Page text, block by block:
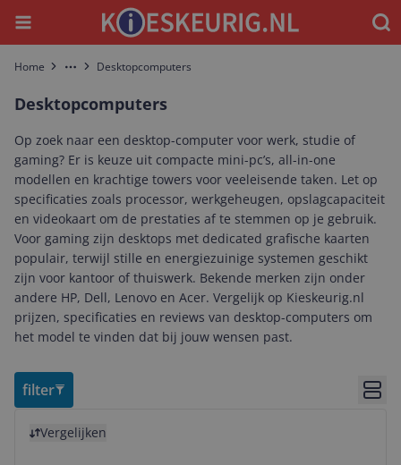
Menu
Home More Desktopcomputers
Desktopcomputers
Op zoek naar een desktop-computer voor werk, studie of
gaming? Er is keuze uit compacte mini-pc’s, all-in-one
modellen en krachtige towers voor veeleisende taken. Let op
specificaties zoals processor, werkgeheugen, opslagcapaciteit
en videokaart om de prestaties af te stemmen op je gebruik.
Voor gaming zijn desktops met dedicated grafische kaarten
populair, terwijl stille en energiezuinige systemen geschikt
zijn voor kantoor of thuiswerk. Bekende merken zijn onder
andere HP, Dell, Lenovo en Acer. Vergelijk op Kieskeurig.nl
prijzen, specificaties en reviews van desktop-computers om
het model te vinden dat bij jouw wensen past.
filter
Vergelijken